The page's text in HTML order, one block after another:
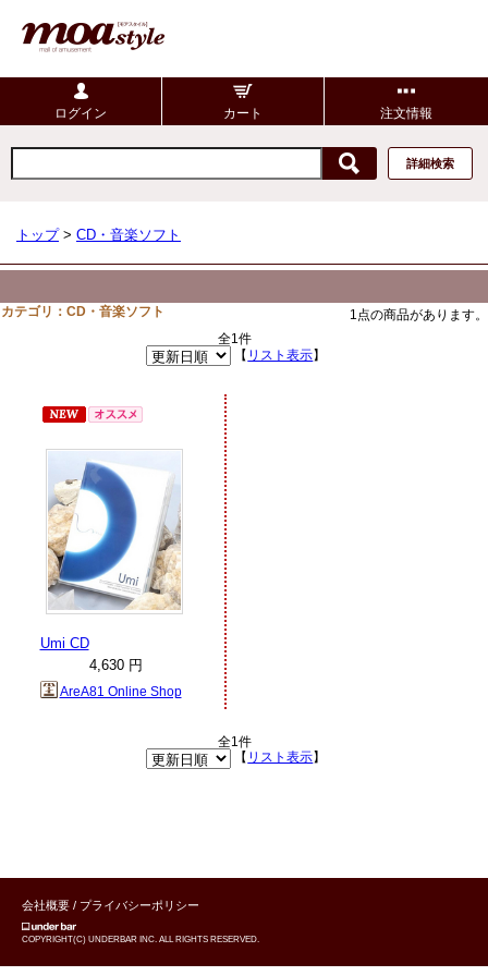
ログイン カート 注文情報
詳細検索
トップ> CD・音楽ソフト
カテゴリ：CD・音楽ソフト
1点の商品があります。
全1件
【 リスト表示】
Umi CD
4,630 円
AreA81 Online Shop
全1件
【 リスト表示】
会社概要 / プライバシーポリシー
COPYRIGHT(C) UNDERBAR INC. ALL RIGHTS RESERVED.